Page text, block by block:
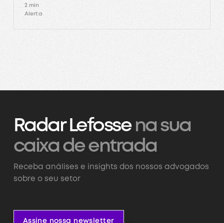
2 min
Alerta
Radar Lefossena sua
caixa de entrada
Receba análises e insights dos nossos advogados
sobre o seu setor
Assine nossa newsletter